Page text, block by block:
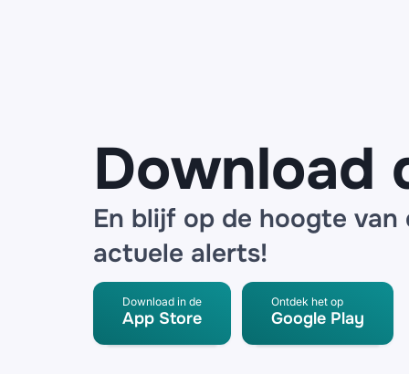
Download
En blijf op de hoogte van
actuele alerts!
Download in de
App Store
Ontdek het op
Google Play